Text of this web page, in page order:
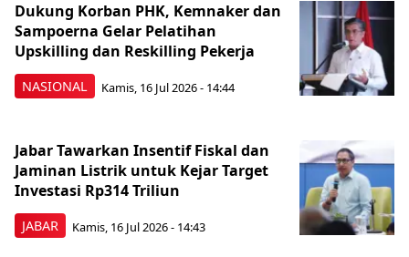
NASIONAL
Dukung Korban PHK, Kemnaker dan
Sampoerna Gelar Pelatihan
Upskilling dan Reskilling Pekerja
Kamis, 16 Jul 2026 - 14:44
JABAR
Jabar Tawarkan Insentif Fiskal dan
Jaminan Listrik untuk Kejar Target
Investasi Rp314 Triliun
Kamis, 16 Jul 2026 - 14:43